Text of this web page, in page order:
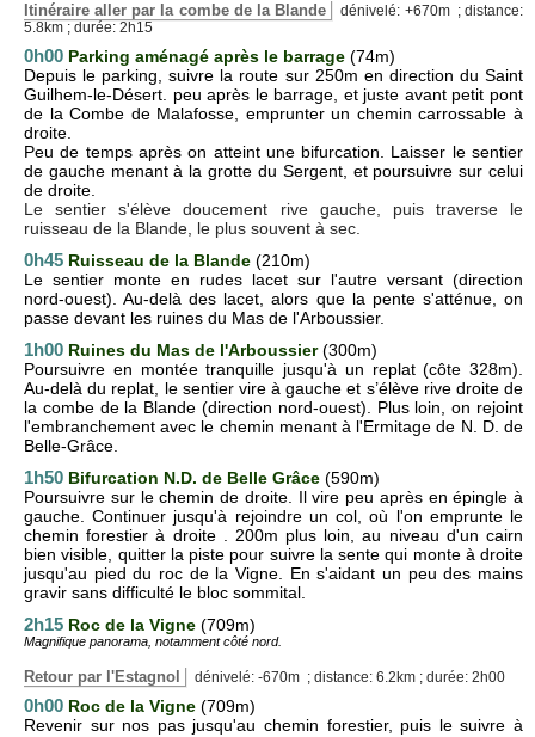
Itinéraire aller par la combe de la Blande
dénivelé: +670m ; distance:
5.8km ; durée: 2h15
0h00 Parking aménagé après le barrage (74m)
Depuis le parking, suivre la route sur 250m en direction du Saint
Guilhem-le-Désert. peu après le barrage, et juste avant petit pont
de la Combe de Malafosse, emprunter un chemin carrossable à
droite.
Peu de temps après on atteint une bifurcation. Laisser le sentier
de gauche menant à la grotte du Sergent, et poursuivre sur celui
de droite.
Le sentier s'élève doucement rive gauche, puis traverse le
ruisseau de la Blande, le plus souvent à sec.
0h45 Ruisseau de la Blande (210m)
Le sentier monte en rudes lacet sur l'autre versant (direction
nord-ouest). Au-delà des lacet, alors que la pente s'atténue, on
passe devant les ruines du Mas de l'Arboussier.
1h00 Ruines du Mas de l'Arboussier (300m)
Poursuivre en montée tranquille jusqu'à un replat (côte 328m).
Au-delà du replat, le sentier vire à gauche et s’élève rive droite de
la combe de la Blande (direction nord-ouest). Plus loin, on rejoint
l'embranchement avec le chemin menant à l'Ermitage de N. D. de
Belle-Grâce.
1h50 Bifurcation N.D. de Belle Grâce (590m)
Poursuivre sur le chemin de droite. Il vire peu après en épingle à
gauche. Continuer jusqu'à rejoindre un col, où l'on emprunte le
chemin forestier à droite . 200m plus loin, au niveau d'un cairn
bien visible, quitter la piste pour suivre la sente qui monte à droite
jusqu'au pied du roc de la Vigne. En s'aidant un peu des mains
gravir sans difficulté le bloc sommital.
2h15 Roc de la Vigne (709m)
Magnifique panorama, notamment côté nord.
Retour par l'Estagnol dénivelé: -670m ; distance: 6.2km ; durée: 2h00
0h00 Roc de la Vigne (709m)
Revenir sur nos pas jusqu'au chemin forestier, puis le suivre à